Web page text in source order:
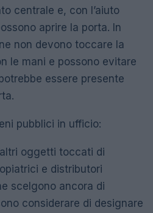
centrale e, con l’aiuto
aprire la porta. In
non devono toccare la
le mani e possono evitare
essere presente
pubblici in ufficio:
oggetti toccati di
e distributori
scelgono ancora di
considerare di designare